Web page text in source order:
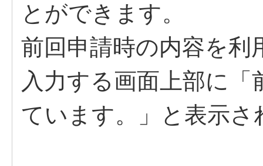
とができます。
前回申請時の内容を利
入力する画面上部に
ています。」と表示さ